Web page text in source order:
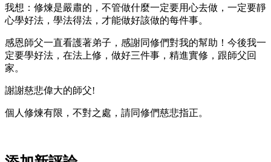
我想：修煉是嚴肅的，不管做什麼一定要用心去做，一定要靜
心學好法，學法得法，才能做好該做的每件事。
感恩師父一直看護著弟子，感謝同修們對我的幫助！今後我一
定要學好法，在法上修，做好三件事，精進實修，跟師父回
家。
謝謝慈悲偉大的師父!
個人修煉有限，不對之處，請同修們慈悲指正。